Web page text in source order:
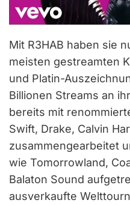
Mit R3HAB haben sie
meisten gestreamten
und Platin-
Billionen Streams an
bereits mit
Swift, Drake, Calvin
zusammengearbeitet
wie Tomorrowland,
Balaton Sound
ausverkaufte